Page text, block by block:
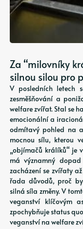
Za “milovníky
silnou silou pro
V posledních letech
zesměšňování a
welfare zvířat. Stal se
emocionální a
odmítavý pohled na
mocnou sílu, kterou
„objímačů králíků“ je
má významný
zacházení se zvířaty
řada důvodů, proč
silná síla změny. V
veganství klíčovým
zpochybňuje status
veganství na welfare